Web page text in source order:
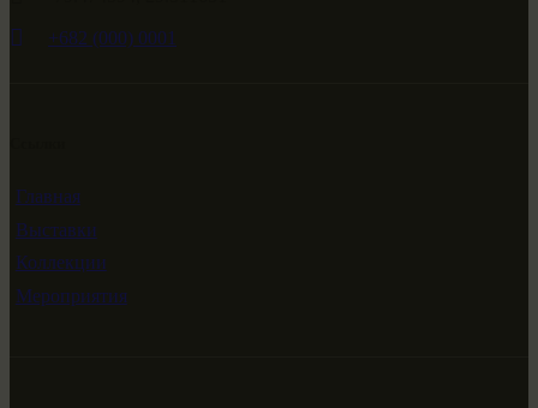
+682 (000) 0001
Главная
Выставки
Коллекции
Мероприятия